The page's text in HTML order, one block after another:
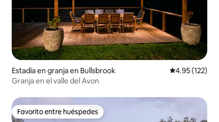
Estadía en granja en Bullsbrook Calificación
4.95 (122)
Granja en el valle del Avon
Favorito entre huéspedes
Favorito entre huéspedes